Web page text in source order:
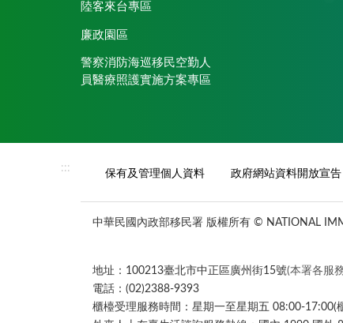
陸客來台專區
廉政園區
警察消防海巡移民空勤人
員醫療照護實施方案專區
:::
保有及管理個人資料 政府網站資料開放宣告
中華民國內政部移民署 版權所有 © NATIONAL
地址：100213臺北市中正區廣州街15號(本署各服
電話：(02)2388-9393
櫃檯受理服務時間：星期一至星期五 08:00-17:00(